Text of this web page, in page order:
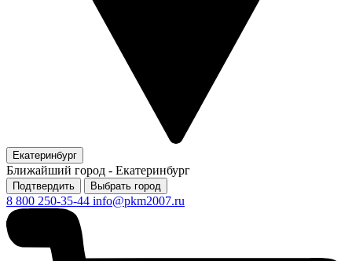
Екатеринбург
Ближайший город - Екатеринбург
Подтвердить Выбрать город
8 800 250-35-44 info@pkm2007.ru